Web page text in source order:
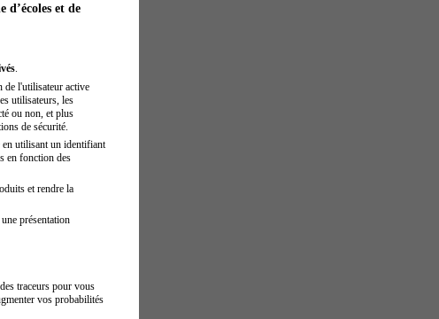
d’écoles et de
.
de l'utilisateur active
utilisateurs, les
ou non, et plus
de sécurité.
en utilisant un identifiant
en fonction des
et rendre la
présentation
traceurs pour vous
vos probabilités